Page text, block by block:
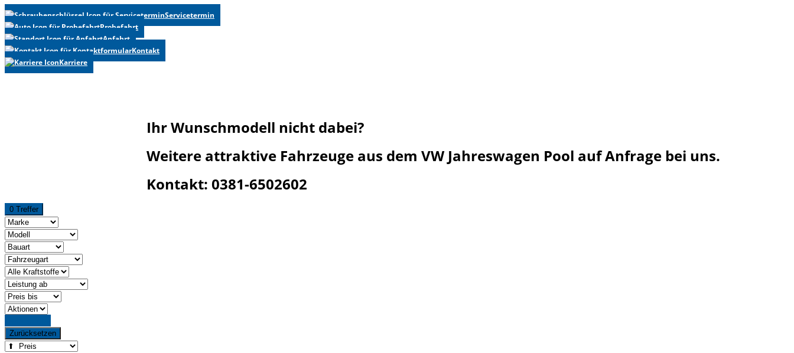
Servicetermin
Probefahrt
Anfahrt
Kontakt
Karriere
Ihr Wunschmodell nicht dabei?
Weitere attraktive Fahrzeuge aus dem VW Jahreswagen Pool auf Anfrage bei uns.
Kontakt: 0381-6502602
0 Treffer
Zurücksetzen